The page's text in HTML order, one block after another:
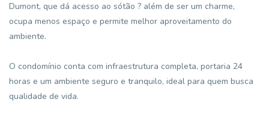
Dumont, que dá acesso ao sótão ? além de ser um charme,
ocupa menos espaço e permite melhor aproveitamento do
ambiente.
O condomínio conta com infraestrutura completa, portaria 24
horas e um ambiente seguro e tranquilo, ideal para quem busca
qualidade de vida.